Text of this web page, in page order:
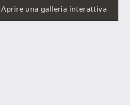
Aprire una galleria interattiva